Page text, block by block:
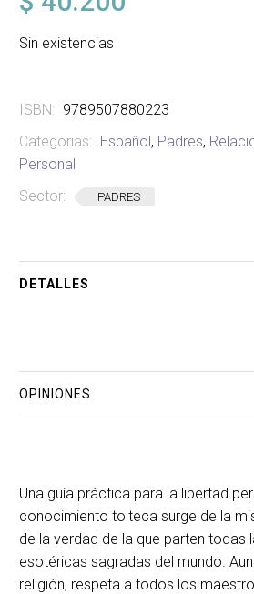
Sin existencias
ISBN: 9789507880223
Categorias: Español, Padres,
Personal
Sector:
PADRES
DETALLES
OPINIONES
Una guía práctica para la libertad
conocimiento tolteca surge de la
de la verdad de la que parten todas
esotéricas sagradas del mundo.
religión, respeta a todos los